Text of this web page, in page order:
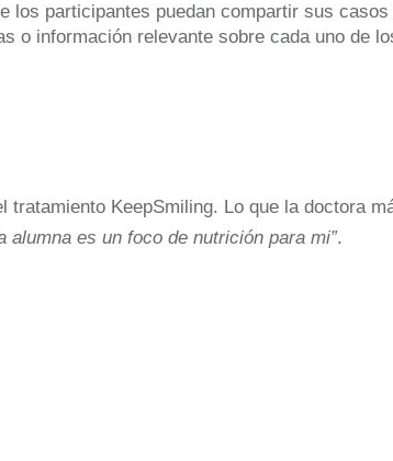
participantes puedan compartir sus
o información relevante sobre cada uno de
KeepSmiling. Lo que la doctora
es un foco de nutrición para mi”.